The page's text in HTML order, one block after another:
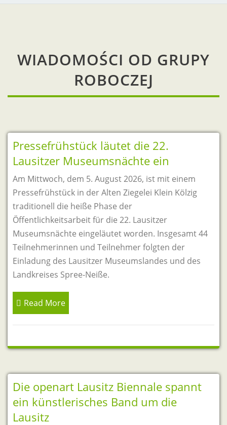
WIADOMOŚCI OD GRUPY
ROBOCZEJ
Pressefrühstück läutet die 22.
Lausitzer Museumsnächte ein
Am Mittwoch, dem 5. August 2026, ist mit einem
Pressefrühstück in der Alten Ziegelei Klein Kölzig
traditionell die heiße Phase der
Öffentlichkeitsarbeit für die 22. Lausitzer
Museumsnächte eingeläutet worden. Insgesamt 44
Teilnehmerinnen und Teilnehmer folgten der
Einladung des Lausitzer Museumslandes und des
Landkreises Spree-Neiße.
Read More
Die openart Lausitz Biennale spannt
ein künstlerisches Band um die
Lausitz